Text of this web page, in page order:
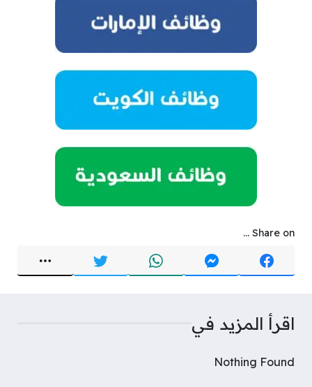
Share on ...
اقرأ المزيد في
Nothing Found